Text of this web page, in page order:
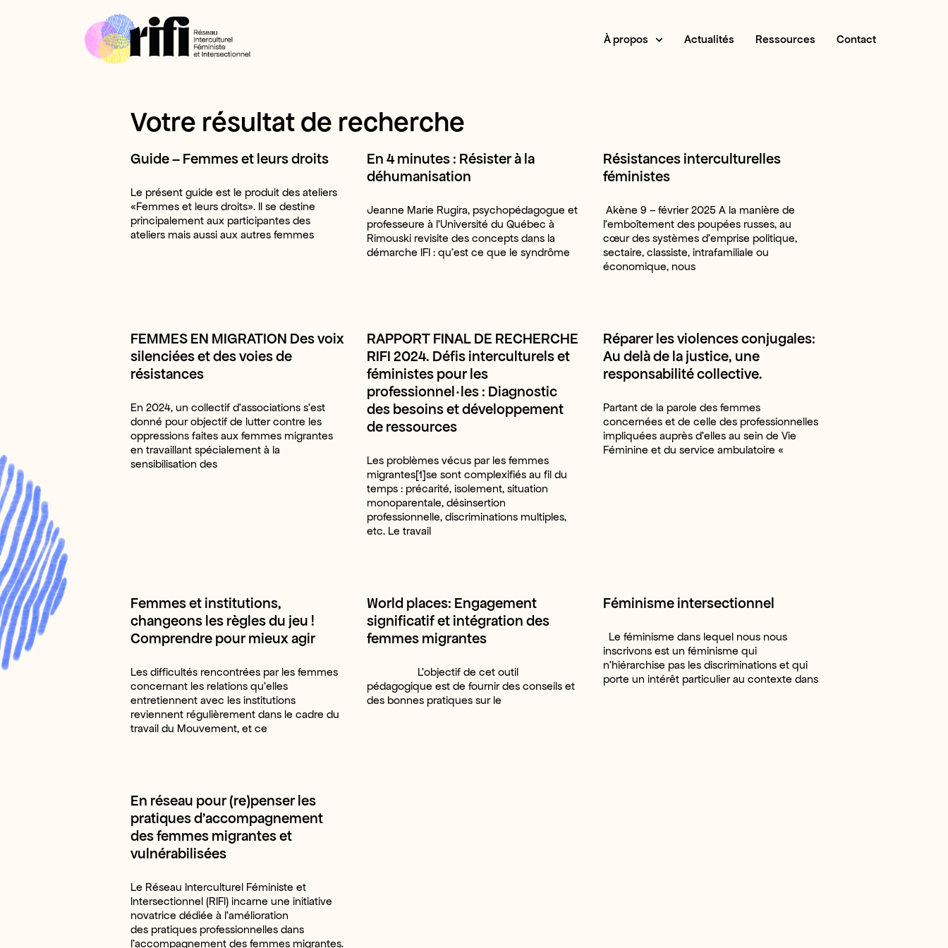
À propos Actualités Ressources Contact
Votre résultat de recherche
Guide – Femmes et leurs droits
Le présent guide est le produit des ateliers
«Femmes et leurs droits». Il se destine
principalement aux participantes des
ateliers mais aussi aux autres femmes
En 4 minutes : Résister à la
déhumanisation
Jeanne Marie Rugira, psychopédagogue et
professeure à l’Université du Québec à
Rimouski revisite des concepts dans la
démarche IFI : qu’est ce que le syndrôme
Résistances interculturelles
féministes
Akène 9 – février 2025 A la manière de
l’emboîtement des poupées russes, au
cœur des systèmes d’emprise politique,
sectaire, classiste, intrafamiliale ou
économique, nous
FEMMES EN MIGRATION Des voix
silenciées et des voies de
résistances
En 2024, un collectif d’associations s’est
donné pour objectif de lutter contre les
oppressions faites aux femmes migrantes
en travaillant spécialement à la
sensibilisation des
RAPPORT FINAL DE RECHERCHE
RIFI 2024. Défis interculturels et
féministes pour les
professionnel·les : Diagnostic
des besoins et développement
de ressources
Les problèmes vécus par les femmes
migrantes[1]se sont complexifiés au fil du
temps : précarité, isolement, situation
monoparentale, désinsertion
professionnelle, discriminations multiples,
etc. Le travail
Réparer les violences conjugales:
Au delà de la justice, une
responsabilité collective.
Partant de la parole des femmes
concernées et de celle des professionnelles
impliquées auprès d’elles au sein de Vie
Féminine et du service ambulatoire «
Femmes et institutions,
changeons les règles du jeu !
Comprendre pour mieux agir
Les difficultés rencontrées par les femmes
concernant les relations qu’elles
entretiennent avec les institutions
reviennent régulièrement dans le cadre du
travail du Mouvement, et ce
World places: Engagement
significatif et intégration des
femmes migrantes
L’objectif de cet outil
pédagogique est de fournir des conseils et
des bonnes pratiques sur le
Féminisme intersectionnel
Le féminisme dans lequel nous nous
inscrivons est un féminisme qui
n’hiérarchise pas les discriminations et qui
porte un intérêt particulier au contexte dans
En réseau pour (re)penser les
pratiques d’accompagnement
des femmes migrantes et
vulnérabilisées
Le Réseau Interculturel Féministe et
Intersectionnel (RIFI) incarne une initiative
novatrice dédiée à l’amélioration
des pratiques professionnelles dans
l’accompagnement des femmes migrantes.